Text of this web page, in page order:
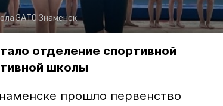
ЗАТО Знаменск
отделение спортивной
школы
прошло первенство